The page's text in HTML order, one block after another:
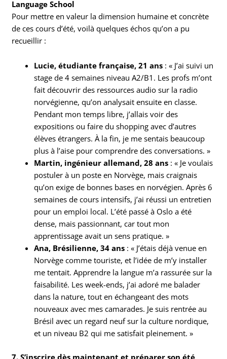
Language School
Pour mettre en valeur la dimension humaine et concrète
de ces cours d’été, voilà quelques échos qu’on a pu
recueillir :
Lucie, étudiante française, 21 ans : « J’ai suivi un
stage de 4 semaines niveau A2/B1. Les profs m’ont
fait découvrir des ressources audio sur la radio
norvégienne, qu’on analysait ensuite en classe.
Pendant mon temps libre, j’allais voir des
expositions ou faire du shopping avec d’autres
élèves étrangers. À la fin, je me sentais beaucoup
plus à l’aise pour comprendre des conversations. »
Martin, ingénieur allemand, 28 ans : « Je voulais
postuler à un poste en Norvège, mais craignais
qu’on exige de bonnes bases en norvégien. Après 6
semaines de cours intensifs, j’ai réussi un entretien
pour un emploi local. L’été passé à Oslo a été
dense, mais passionnant, car tout mon
apprentissage avait un sens pratique. »
Ana, Brésilienne, 34 ans : « J’étais déjà venue en
Norvège comme touriste, et l’idée de m’y installer
me tentait. Apprendre la langue m’a rassurée sur la
faisabilité. Les week-ends, j’ai adoré me balader
dans la nature, tout en échangeant des mots
nouveaux avec mes camarades. Je suis rentrée au
Brésil avec un regard neuf sur la culture nordique,
et un niveau B2 qui me satisfait pleinement. »